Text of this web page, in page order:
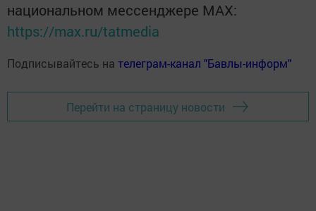
национальном мессенджере MАХ:
https://max.ru/tatmedia
Подписывайтесь на телеграм-канал "Бавлы-информ"
Перейти на страницу новости